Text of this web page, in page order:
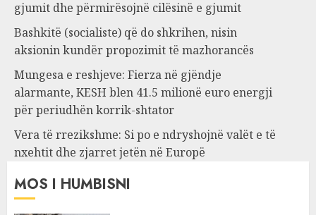
gjumit dhe përmirësojnë cilësinë e gjumit
Bashkitë (socialiste) që do shkrihen, nisin
aksionin kundër propozimit të mazhorancës
Mungesa e reshjeve: Fierza në gjëndje
alarmante, KESH blen 41.5 milionë euro energji
për periudhën korrik-shtator
Vera të rrezikshme: Si po e ndryshojnë valët e të
nxehtit dhe zjarret jetën në Europë
MOS I HUMBISNI